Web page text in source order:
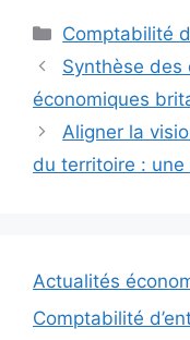
Catégories
Comptabilité
Synthèse des
économiques
Aligner la
du territoire :
Actualités
Comptabilité